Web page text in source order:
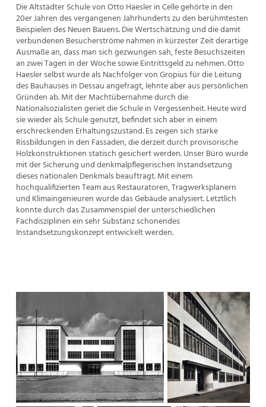
Die Altstädter Schule von Otto Haesler in Celle gehörte in den
20er Jahren des vergangenen Jahrhunderts zu den berühmtesten
Beispielen des Neuen Bauens. Die Wertschätzung und die damit
verbundenen Besucherströme nahmen in kürzester Zeit derartige
Ausmaße an, dass man sich gezwungen sah, feste Besuchszeiten
an zwei Tagen in der Woche sowie Eintrittsgeld zu nehmen. Otto
Haesler selbst wurde als Nachfolger von Gropius für die Leitung
des Bauhauses in Dessau angefragt, lehnte aber aus persönlichen
Gründen ab. Mit der Machtübernahme durch die
Nationalsozialisten geriet die Schule in Vergessenheit. Heute wird
sie wieder als Schule genutzt, befindet sich aber in einem
erschreckenden Erhaltungszustand. Es zeigen sich starke
Rissbildungen in den Fassaden, die derzeit durch provisorische
Holzkonstruktionen statisch gesichert werden. Unser Büro wurde
mit der Sicherung und denkmalpflegerischen Instandsetzung
dieses nationalen Denkmals beauftragt. Mit einem
hochqualifizierten Team aus Restauratoren, Tragwerksplanern
und Klimaingenieuren wurde das Gebäude analysiert. Letztlich
konnte durch das Zusammenspiel der unterschiedlichen
Fachdisziplinen ein sehr Substanz schonendes
Instandsetzungskonzept entwickelt werden.